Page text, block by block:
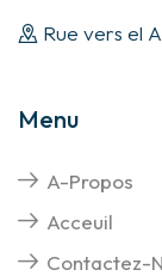
Rue vers el
Menu
A-Propos
Acceuil
Contactez-